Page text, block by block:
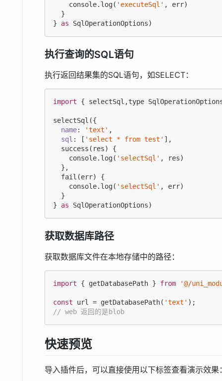
console.log( 'executeSql' , err)
  }
} as SqlOperationOptions)
执行查询的SQL语句
执行返回结果集的SQL语句，如SELECT：
import { selectSql,type
selectSql({
name: 'text' ,
sql : [ 'select * from test' ],
  success(res) {
console.log( 'selectSql' , res)
  },
  fail(err) {
console.log( 'selectSql' , err)
  }
} as SqlOperationOptions)
获取数据库路径
获取数据库文件在本地存储中的路径：
import { getDatabasePath } from '@/
const url = getDatabasePath( 'text'
// web 返回的是blob
快速预览
导入插件后，可以直接使用以下标签查看演示效果